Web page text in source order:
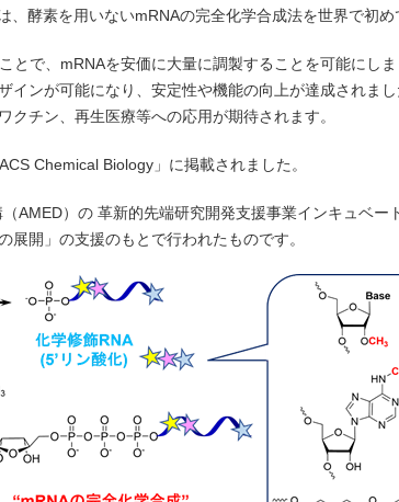
酵素を用いないmRNAの完全化学合成法を世界で初め
とで、mRNAを安価に大量に調製することを可能にし
インが可能になり、安定性や機能の向上が達成されま
チン、再生医療等への応用が期待されます。
Chemical Biology」に掲載されました。
AMED）の 革新的先端研究開発支援事業インキュベー
開」の支援のもとで行われたものです。